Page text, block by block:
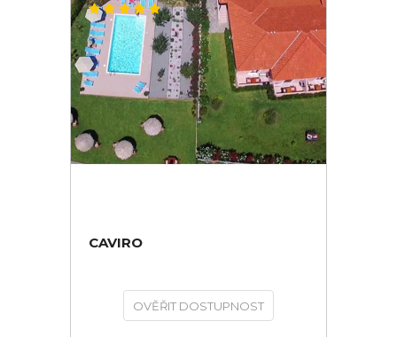
CAVIRO
OVĚŘIT DOSTUPNOST